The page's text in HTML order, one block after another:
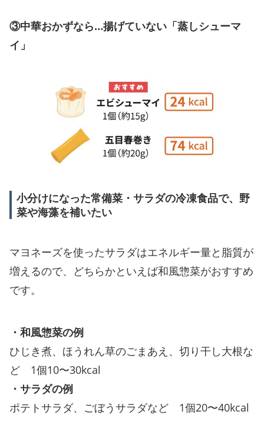
③中華おかずなら…揚げていない「蒸しシューマ
イ」
小分けになった常備菜・サラダの冷凍食品で、野
菜や海藻を補いたい
マヨネーズを使ったサラダはエネルギー量と脂質が
増えるので、どちらかといえば和風惣菜がおすすめ
です。
・和風惣菜の例
ひじき煮、ほうれん草のごまあえ、切り干し大根な
ど 1個10〜30kcal
・サラダの例
ポテトサラダ、ごぼうサラダなど 1個20〜40kcal